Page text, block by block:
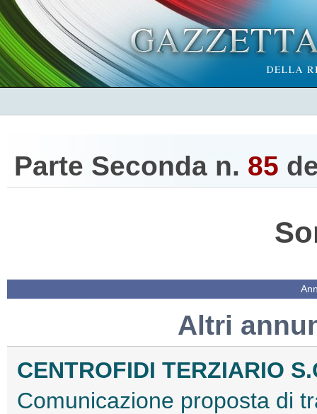
Parte Seconda n. 85
Altri
CENTROFIDI TERZIARIO
Comunicazione proposta di